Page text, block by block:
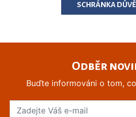
SCHRÁNKA
Odběr
Buďte informováni o tom,